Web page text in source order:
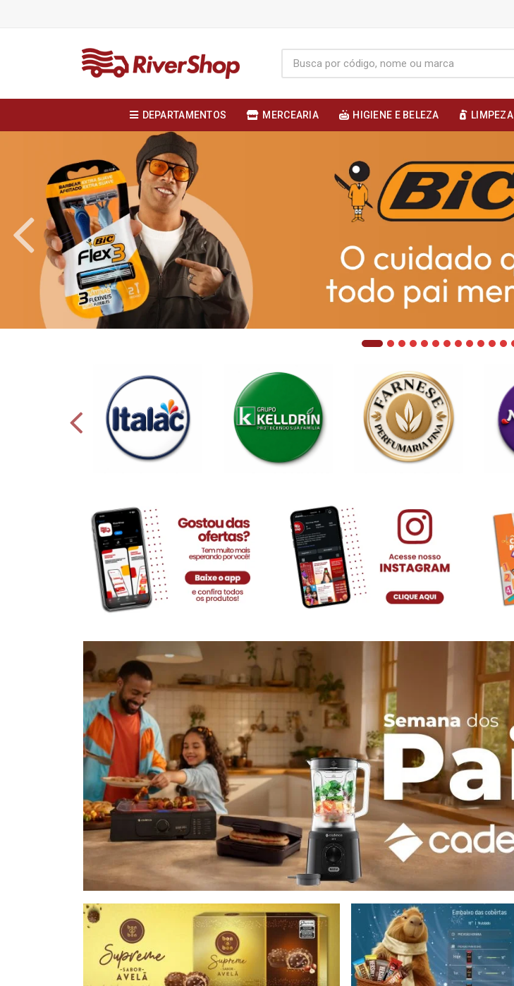
DEPARTAMENTOS MERCEARIA HIGIENE E BELEZA LIMPEZA